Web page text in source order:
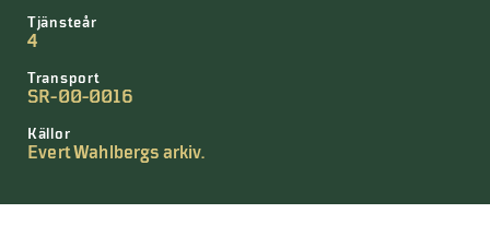
Tjänsteår
4
Transport
SR-00-0016
Källor
Evert Wahlbergs arkiv.